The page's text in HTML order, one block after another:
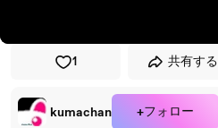
1 共有する
kumachan +フォロー